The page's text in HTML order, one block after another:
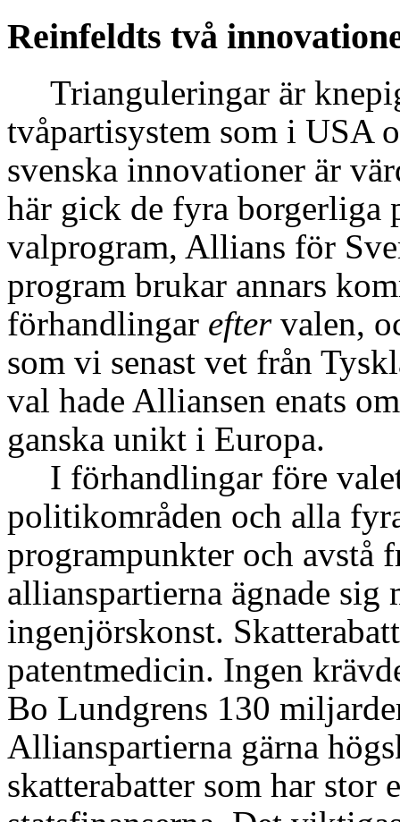
Reinfeldts två
Trianguleringar är
tvåpartisystem som i USA
svenska innovationer är
här gick de fyra borgerliga
valprogram, Allians för
program brukar annars
förhandlingar eftervalen,
som vi senast vet från
val hade Alliansen enats
ganska unikt i Europa.
I förhandlingar före
politikområden och alla
programpunkter och avstå
allianspartierna ägnade
ingenjörskonst.
patentmedicin. Ingen
Bo Lundgrens 130
Allianspartierna gärna
skatterabatter som har stor